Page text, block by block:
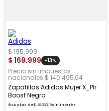
$195.999
$ 169.999 -13%
Precio sin impuestos
nacionales $ 140.495,04
Zapatillas Adidas Mujer X_Plr
Boost Negra
6 cuotas de$ 28.333,16sin interés